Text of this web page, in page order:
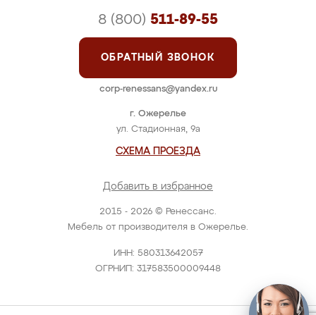
2015 - 2026 © Ренессанс.
Мебель от производителя в Ожерелье.
ИНН: 580313642057
ОГРНИП: 317583500009448
г. Ожерелье
ул. Стадионная, 9а
СХЕМА ПРОЕЗДА
Добавить в избранное
8 (800) 511-89-55
ОБРАТНЫЙ ЗВОНОК
corp-renessans@yandex.ru